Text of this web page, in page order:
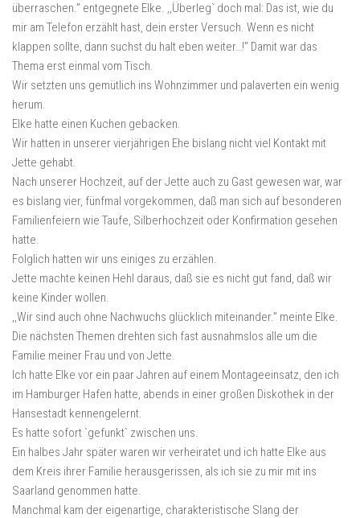
überraschen.” entgegnete Elke. ,,Überleg` doch mal: Das ist, wie du
mir am Telefon erzählt hast, dein erster Versuch. Wenn es nicht
klappen sollte, dann suchst du halt eben weiter…!” Damit war das
Thema erst einmal vom Tisch.
Wir setzten uns gemütlich ins Wohnzimmer und palaverten ein wenig
herum.
Elke hatte einen Kuchen gebacken.
Wir hatten in unserer vierjährigen Ehe bislang nicht viel Kontakt mit
Jette gehabt.
Nach unserer Hochzeit, auf der Jette auch zu Gast gewesen war, war
es bislang vier, fünfmal vorgekommen, daß man sich auf besonderen
Familienfeiern wie Taufe, Silberhochzeit oder Konfirmation gesehen
hatte.
Folglich hatten wir uns einiges zu erzählen.
Jette machte keinen Hehl daraus, daß sie es nicht gut fand, daß wir
keine Kinder wollen.
,,Wir sind auch ohne Nachwuchs glücklich miteinander.” meinte Elke.
Die nächsten Themen drehten sich fast ausnahmslos alle um die
Familie meiner Frau und von Jette.
Ich hatte Elke vor ein paar Jahren auf einem Montageeinsatz, den ich
im Hamburger Hafen hatte, abends in einer großen Diskothek in der
Hansestadt kennengelernt.
Es hatte sofort `gefunkt` zwischen uns.
Ein halbes Jahr später waren wir verheiratet und ich hatte Elke aus
dem Kreis ihrer Familie herausgerissen, als ich sie zu mir mit ins
Saarland genommen hatte.
Manchmal kam der eigenartige, charakteristische Slang der